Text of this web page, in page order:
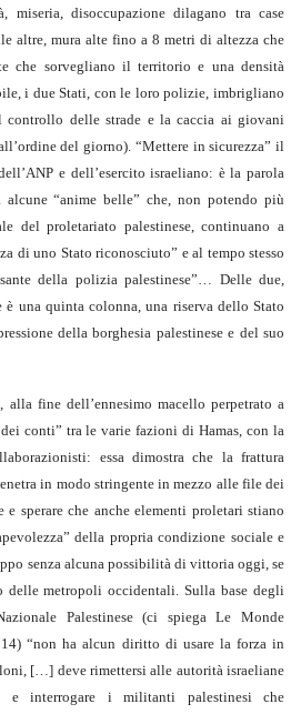
miseria, disoccupazione dilagano tra case
altre, mura alte fino a 8 metri di altezza che
che sorvegliano il territorio e una densità
i due Stati, con le loro polizie, imbrigliano
controllo delle strade e la caccia ai giovani
del giorno). “Mettere in sicurezza” il
e dell’esercito israeliano: è la parola
alcune “anime belle” che, non potendo più
del proletariato palestinese, continuano a
di uno Stato riconosciuto” e al tempo stesso
della polizia palestinese”… Delle due,
una quinta colonna, una riserva dello Stato
della borghesia palestinese e del suo
fine dell’ennesimo macello perpetrato a
dei conti” tra le varie fazioni di Hamas, con la
essa dimostra che la frattura
in modo stringente in mezzo alle file dei
sperare che anche elementi proletari stiano
della propria condizione sociale e
senza alcuna possibilità di vittoria oggi, se
metropoli occidentali. Sulla base degli
Palestinese (ci spiega Le Monde
“non ha alcun diritto di usare la forza in
[…] deve rimettersi alle autorità israeliane
e interrogare i militanti palestinesi che